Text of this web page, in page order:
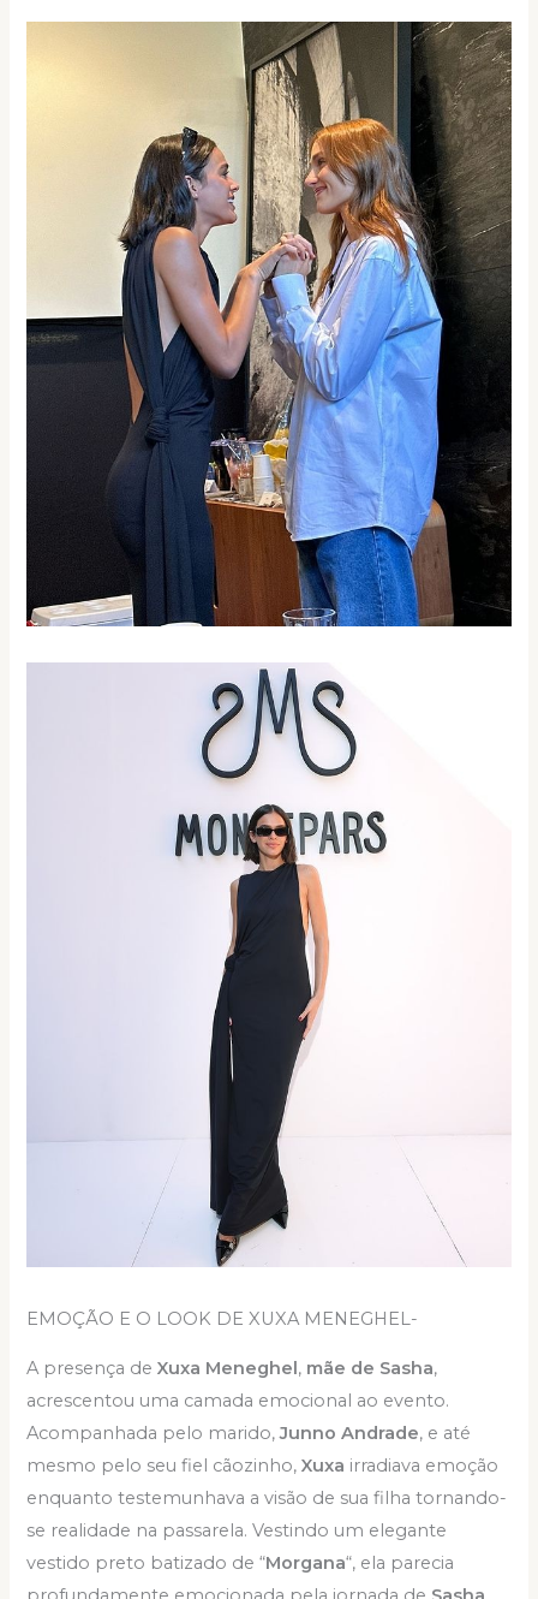
EMOÇÃO E O LOOK DE XUXA MENEGHEL-
A presença deXuxa Meneghel, mãe de Sasha,
acrescentou uma camada emocional ao evento.
Acompanhada pelo marido,Junno Andrade, e até
mesmo pelo seu fiel cãozinho,Xuxa irradiava emoção
enquanto testemunhava a visão de sua filha tornando-
se realidade na passarela. Vestindo um elegante
vestido preto batizado de “Morgana“, ela parecia